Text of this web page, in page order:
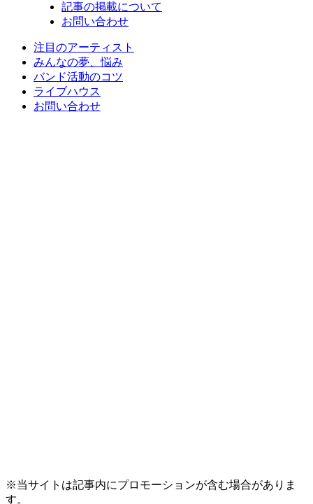
記事の掲載について
お問い合わせ
注目のアーティスト
みんなの夢、悩み
バンド活動のコツ
ライブハウス
お問い合わせ
※当サイトは記事内にプロモーションが含む場合がありま
す。